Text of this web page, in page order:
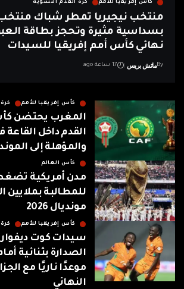
كأس إفريقيا للأمم كرة القدم النسوية
منتخب نيجيريا تمطر شباك
بسداسية مثيرة وتحجز بطاقة
نهائي كأس أمم إفريقيا للسيدات
Byماتش بريس 17 ساعة ago
كأس إفريقيا للأمم كرة
المغرب يحتضن
والمؤهلة إلى
كأس العالم
مدن أمريكية
للمطالبة بملايين
مونديال 2026
كأس إفريقيا للأمم
سيدات كوت
الصدارة بثنائية
موعدًا ناريًا مع
النهائي